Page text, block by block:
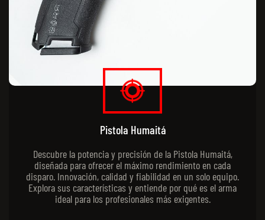
Pistola Humaitá
Descubre la potencia y precisión de la Pistola Humaitá,
diseñada para ofrecer el máximo rendimiento en cada
disparo. Innovación, calidad y fiabilidad en un solo equipo.
Explora sus características y entiende por qué es el arma
ideal para los profesionales más exigentes.